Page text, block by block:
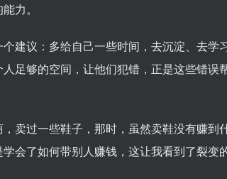
力。
建议：多给自己一些时间，去沉淀、去
足够的空间，让他们犯错，正是这些错
卖过一些鞋子，那时，虽然卖鞋没有赚
会了如何带别人赚钱，这让我看到了裂变